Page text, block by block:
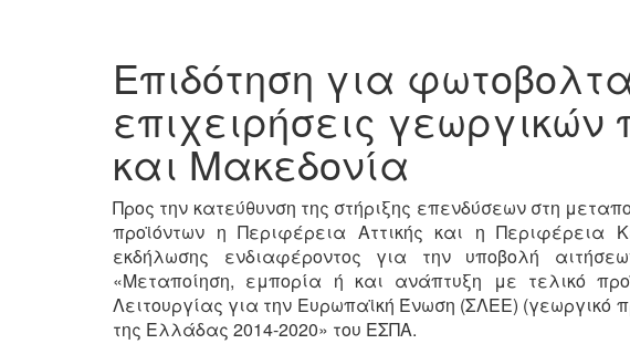
Επιδότηση για
επιχειρήσεις γεωργικών
και Μακεδονία
Προς την κατεύθυνση της στήριξης επενδύσεων στη
προϊόντων η Περιφέρεια Αττικής και η Περιφέρεια
εκδήλωσης ενδιαφέροντος για την υποβολή
«Μεταποίηση, εμπορία ή και ανάπτυξη με τελικό
Λειτουργίας για την Ευρωπαϊκή Ένωση (ΣΛΕΕ) (γεωργικό
της Ελλάδας 2014-2020» του ΕΣΠΑ.